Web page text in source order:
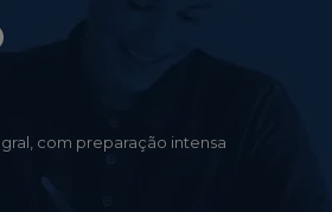
com preparação intensa